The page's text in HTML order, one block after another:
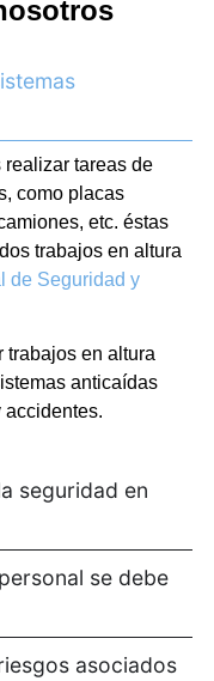
realizar tareas de
como placas
etc. éstas
trabajos en altura
de Seguridad y
trabajos en altura
anticaídas
accidentes.
seguridad en
se debe
asociados